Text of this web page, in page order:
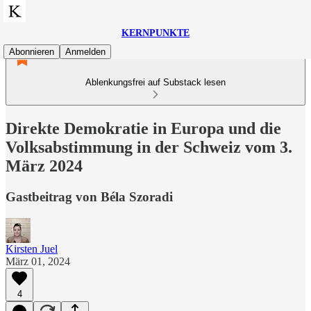
KERNPUNKTE
Abonnieren
Anmelden
Ablenkungsfrei auf Substack lesen
Direkte Demokratie in Europa und die
Volksabstimmung in der Schweiz vom 3.
März 2024
Gastbeitrag von Béla Szoradi
Kirsten Juel
März 01, 2024
4